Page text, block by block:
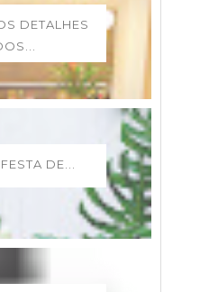
DETALHES
DE...